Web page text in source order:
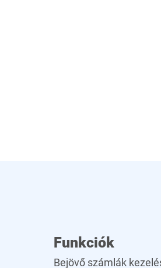
Funkciók
Bejövő számlák